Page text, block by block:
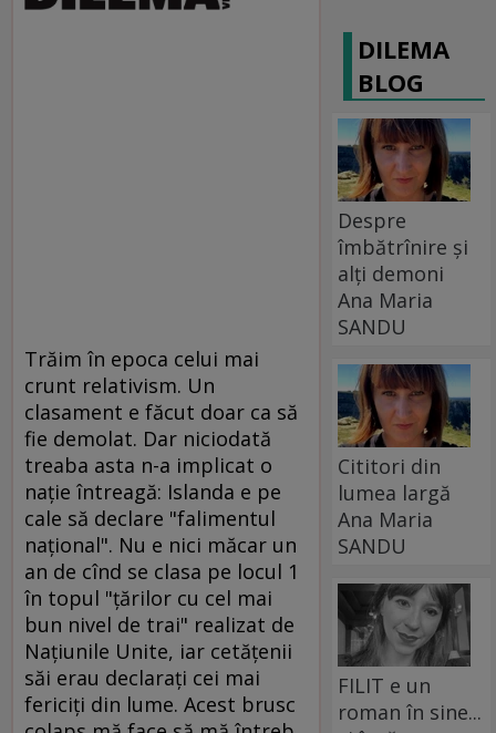
Trăim în epoca celui mai
crunt relativism. Un
clasament e făcut doar ca să
fie demolat. Dar niciodată
treaba asta n-a implicat o
naţie întreagă: Islanda e pe
cale să declare "falimentul
naţional". Nu e nici măcar un
an de cînd se clasa pe locul 1
în topul "ţărilor cu cel mai
bun nivel de trai" realizat de
Naţiunile Unite, iar cetăţenii
săi erau declaraţi cei mai
fericiţi din lume. Acest brusc
DILEMA
BLOG
Despre
îmbătrînire și
alți demoni
Ana Maria
SANDU
Cititori din
lumea largă
Ana Maria
SANDU
FILIT e un
roman în sine...